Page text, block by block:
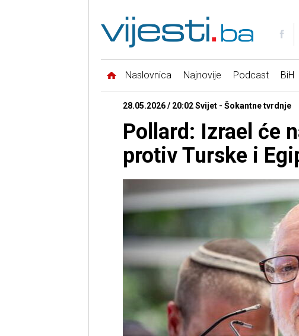
Naslovnica Najnovije Podcast BiH
28.05.2026 / 20:02 Svijet - Šokantne tvrdnje
Pollard: Izrael će
protiv Turske i